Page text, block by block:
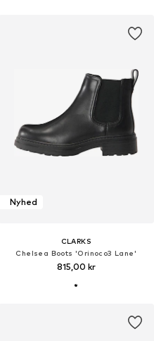
Nyhed
CLARKS
Chelsea Boots 'Orinoco3 Lane'
815,00 kr